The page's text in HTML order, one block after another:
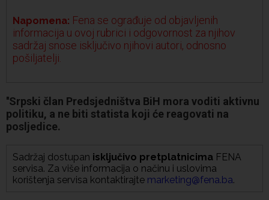
Napomena: Fena se ograđuje od objavljenih
informacija u ovoj rubrici i odgovornost za njihov
sadržaj snose isključivo njihovi autori, odnosno
pošiljatelji.
''Srpski član Predsjedništva BiH mora voditi aktivnu
politiku, a ne biti statista koji će reagovati na
posljedice.
Sadržaj dostupan isključivo pretplatnicima FENA
servisa. Za više informacija o načinu i uslovima
korištenja servisa kontaktirajte marketing@fena.ba.